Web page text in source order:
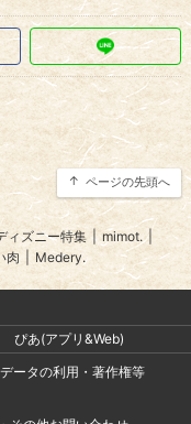
ページの先頭へ
ィズニー特集 | mimot.
肉 Medery.
ぴあ(アプリ&Web)
ータの利用・著作権等